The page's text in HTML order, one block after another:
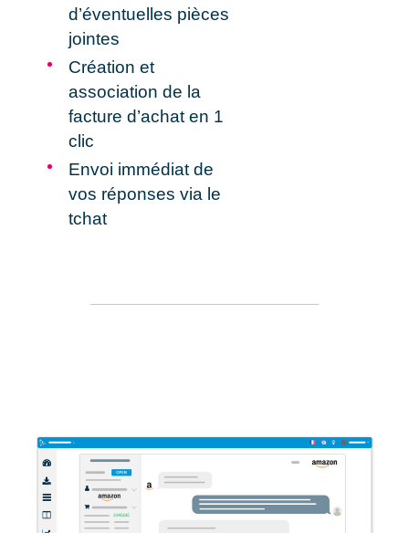
d’éventuelles pièces
jointes
Création et
association de la
facture d’achat en 1
clic
Envoi immédiat de
vos réponses via le
tchat